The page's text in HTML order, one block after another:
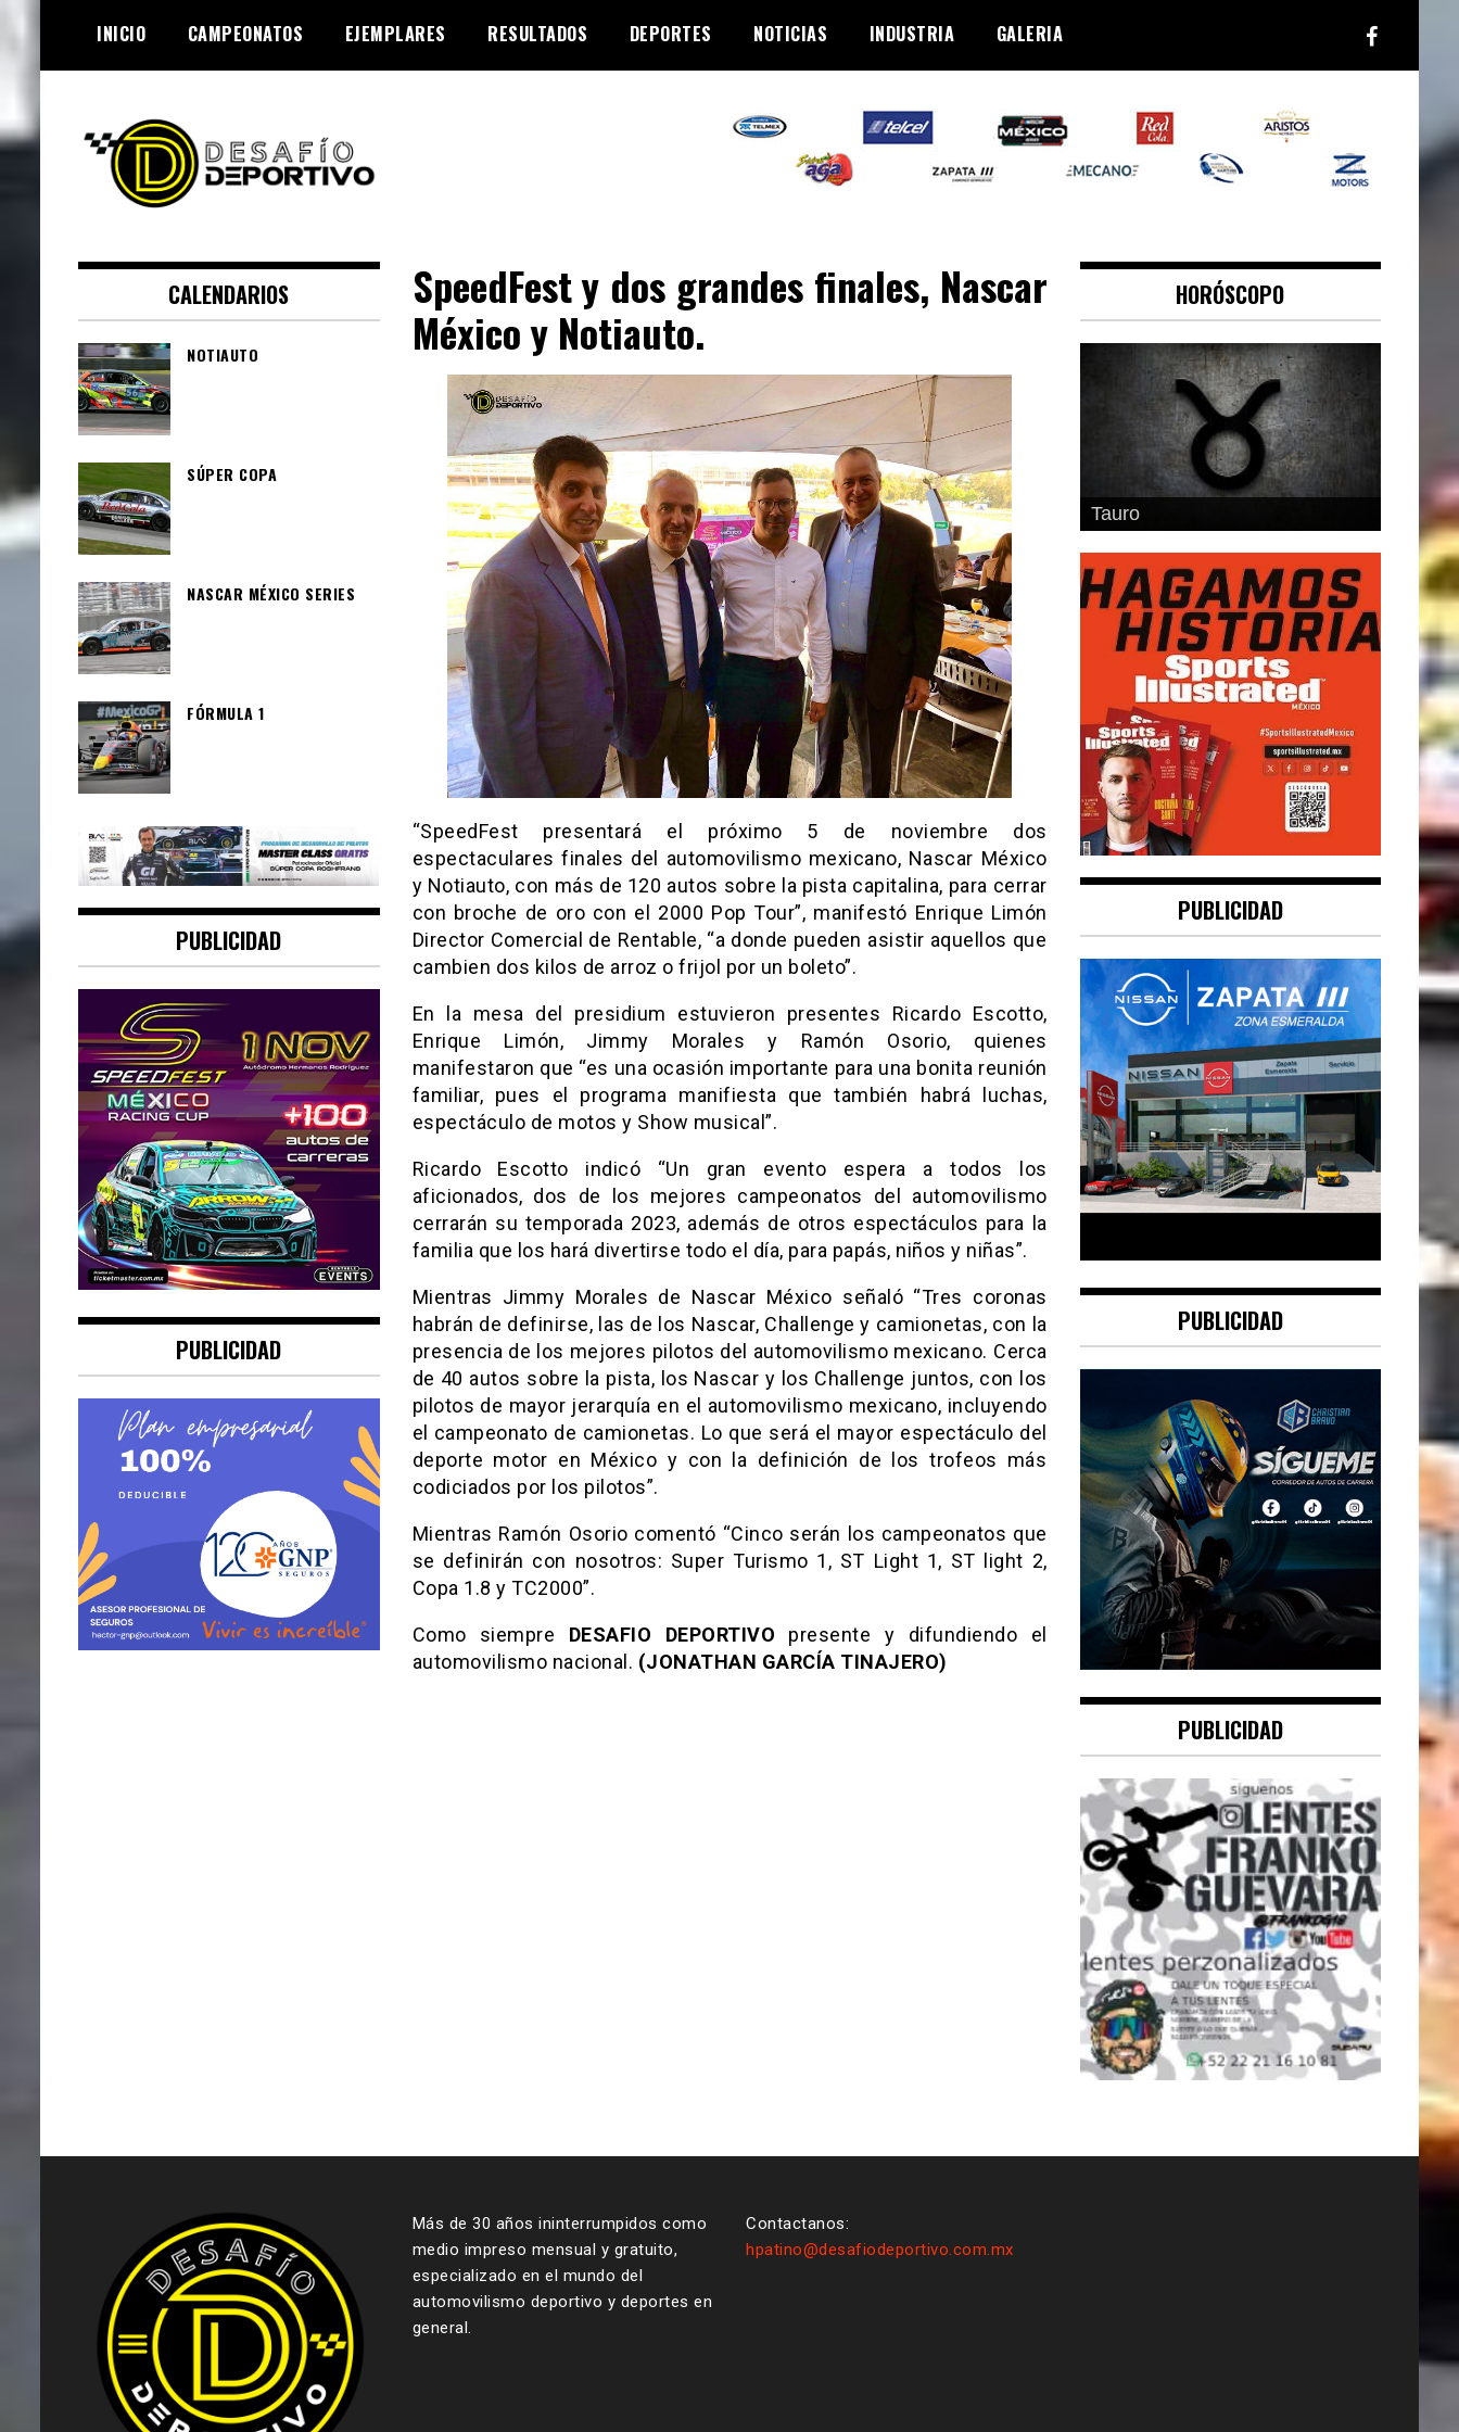
content
INICIO CAMPEONATOS EJEMPLARES RESULTADOS DEPORTES NOTICIAS INDUSTRIA GALERIA
Desafío Deportivo
velocidad
SpeedFest y dos grandes finales, Nascar
México y Notiauto.
“SpeedFest presentará el próximo 5 de noviembre dos
espectaculares finales del automovilismo mexicano, Nascar México
y Notiauto, con más de 120 autos sobre la pista capitalina, para cerrar
con broche de oro con el 2000 Pop Tour”, manifestó Enrique Limón
Director Comercial de Rentable, “a donde pueden asistir aquellos que
cambien dos kilos de arroz o frijol por un boleto”.
En la mesa del presidium estuvieron presentes Ricardo Escotto,
Enrique Limón, Jimmy Morales y Ramón Osorio, quienes
manifestaron que “es una ocasión importante para una bonita reunión
familiar, pues el programa manifiesta que también habrá luchas,
espectáculo de motos y Show musical”.
Ricardo Escotto indicó “Un gran evento espera a todos los
aficionados, dos de los mejores campeonatos del automovilismo
cerrarán su temporada 2023, además de otros espectáculos para la
familia que los hará divertirse todo el día, para papás, niños y niñas”.
Mientras Jimmy Morales de Nascar México señaló “Tres coronas
habrán de definirse, las de los Nascar, Challenge y camionetas, con la
presencia de los mejores pilotos del automovilismo mexicano. Cerca
de 40 autos sobre la pista, los Nascar y los Challenge juntos, con los
pilotos de mayor jerarquía en el automovilismo mexicano, incluyendo
el campeonato de camionetas. Lo que será el mayor espectáculo del
deporte motor en México y con la definición de los trofeos más
codiciados por los pilotos”.
Mientras Ramón Osorio comentó “Cinco serán los campeonatos que
se definirán con nosotros: Super Turismo 1, ST Light 1, ST light 2,
Copa 1.8 y TC2000”.
Como siempre DESAFIO DEPORTIVO presente y difundiendo el
automovilismo nacional. (JONATHAN GARCÍA TINAJERO)
CALENDARIOS
NOTIAUTO
SÚPER COPA
NASCAR MÉXICO SERIES
FÓRMULA 1
PUBLICIDAD
PUBLICIDAD
HORÓSCOPO
Geminis
PUBLICIDAD
PUBLICIDAD
PUBLICIDAD
Más de 30 años ininterrumpidos como
medio impreso mensual y gratuito,
especializado en el mundo del
automovilismo deportivo y deportes en
general.
Contactanos:
hpatino@desafiodeportivo.com.mx